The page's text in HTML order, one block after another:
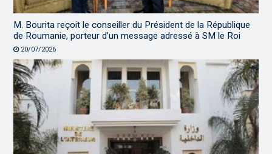
M. Bourita reçoit le conseiller du Président de la République
de Roumanie, porteur d’un message adressé à SM le Roi
20/07/2026